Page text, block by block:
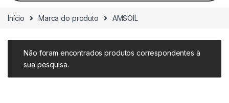
Início Marca do produto AMSOIL
Não foram encontrados produtos correspondentes à
sua pesquisa.